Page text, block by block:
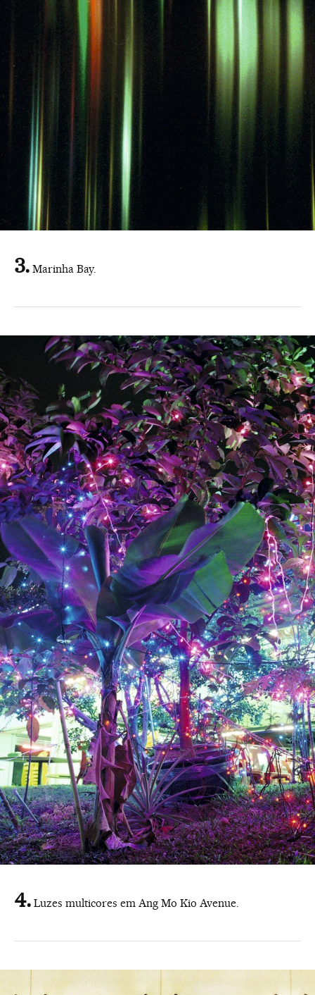
Marinha Bay.
Luzes multicores em Ang Mo Kio Avenue.